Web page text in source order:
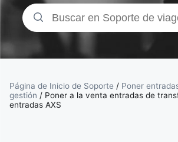
Teatro
sitio de
Página de Inicio de Soporte / Poner
gestión / Poner a la venta entradas de
entradas AXS